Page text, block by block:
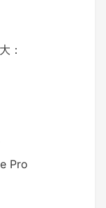
：
Pro